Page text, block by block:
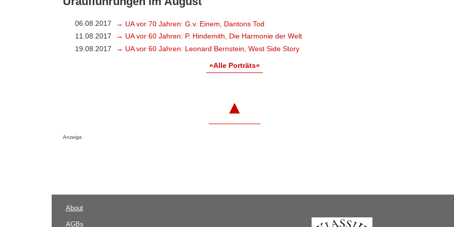
06.08.2017
→ UA vor 70 Jahren: G.v. Einem, Dantons Tod
11.08.2017
→ UA vor 60 Jahren: P. Hindemith, Die Harmonie der Welt
19.08.2017
→ UA vor 60 Jahren: Leonard Bernstein, West Side Story
»Alle Porträts«
▲
Anzeige
About
AGBs